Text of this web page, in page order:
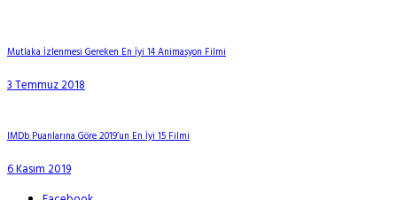
Mutlaka İzlenmesi Gereken En İyi 14 Animasyon Filmi
3 Temmuz 2018
IMDb Puanlarına Göre 2019’un En İyi 15 Filmi
6 Kasım 2019